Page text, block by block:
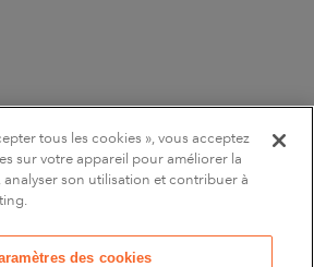
tous les cookies », vous acceptez
sur votre appareil pour améliorer la
analyser son utilisation et contribuer à
des cookies